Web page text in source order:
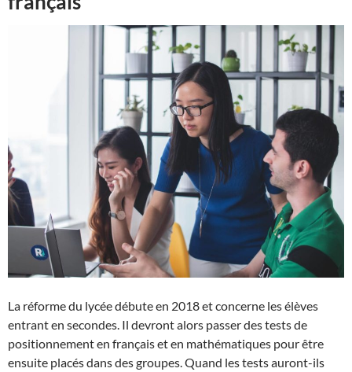
La réforme du lycée débute en 2018 et concerne les élèves
entrant en secondes. Il devront alors passer des tests de
positionnement en français et en mathématiques pour être
ensuite placés dans des groupes. Quand les tests auront-ils